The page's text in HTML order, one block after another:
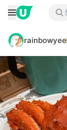
rainbowyee